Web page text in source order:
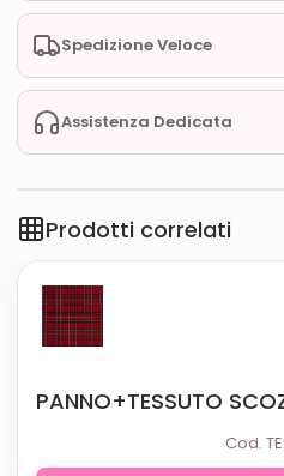
Spedizione Veloce
Assistenza Dedicata
Prodotti correlati
PANNO+TESSUTO
Cod.